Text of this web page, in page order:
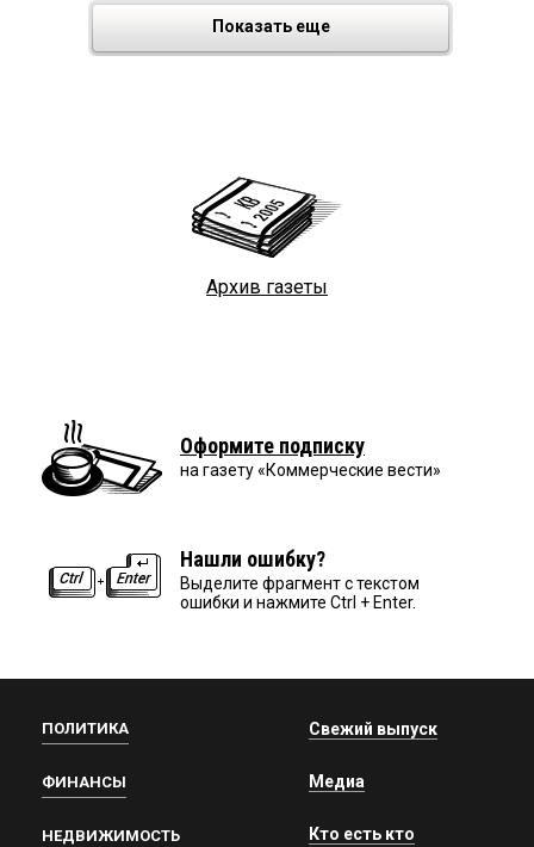
Показать еще
Архив газеты
Оформите подписку
на газету «Коммерческие вести»
Нашли ошибку?
Выделите фрагмент с текстом
ошибки и нажмите Ctrl + Enter.
ПОЛИТИКА
ФИНАНСЫ
НЕДВИЖИМОСТЬ
Свежий выпуск
Медиа
Кто есть кто